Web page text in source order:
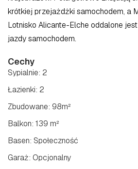
krótkiej przejażdżki samochodem, a
Lotnisko Alicante-Elche oddalone jest
jazdy samochodem.
Cechy
Łazienki: 2
Zbudowane: 98m²
Sypialnie: 2
Balkon: 139 m²
Basen: Społeczność
Garaż: Opcjonalny